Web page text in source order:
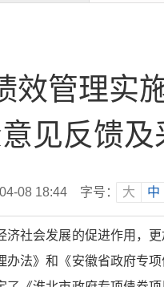
效管理实
见反馈
08 18:44 字号： 大 中
济社会发展的促进作用，更
办法》和《安徽省政府专